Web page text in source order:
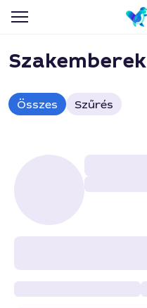
Szakemberek
Összes Szűrés